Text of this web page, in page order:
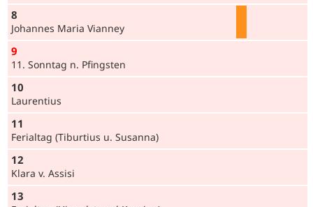
8
Johannes Maria Vianney
9
11. Sonntag n. Pfingsten
10
Laurentius
11
Ferialtag (Tiburtius u. Susanna)
12
Klara v. Assisi
13